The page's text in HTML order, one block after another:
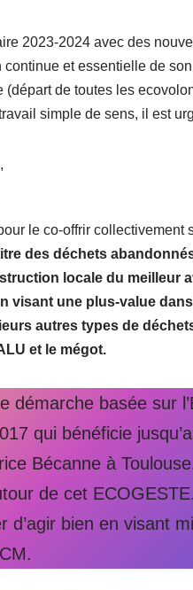
2023-2024 avec des
et essentielle de
(départ de toutes les
simple de sens, il est
le co-offrir collectivement
des déchets
locale du meilleur
visant une plus-value
autres types de
et le mégot.
démarche basée sur
qui bénéficie
Bécanne à
de cet
d’agir bien en visant